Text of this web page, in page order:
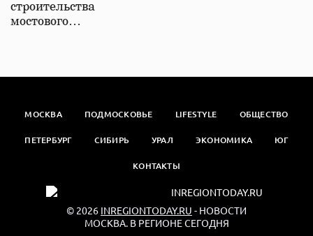
строительства
мостового…
МОСКВА ПОДМОСКОВЬЕ LIFESTYLE ОБЩЕСТВО
ПЕТЕРБУРГ СИБИРЬ УРАЛ ЭКОНОМИКА ЮГ
КОНТАКТЫ
© 2026 INREGIONTODAY.RU - НОВОСТИ
МОСКВА. В РЕГИОНЕ СЕГОДНЯ